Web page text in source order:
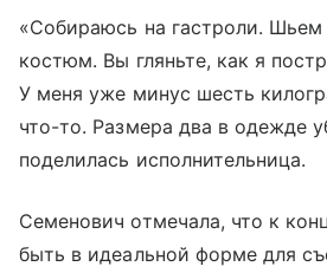
«Собираюсь на гастроли.
костюм. Вы гляньте, как я
У меня уже минус шесть
что-то. Размера два в одежде
поделилась исполнительница.
Семенович отмечала, что к
быть в идеальной форме для